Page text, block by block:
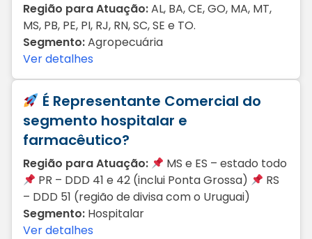
Região para Atuação:AL, BA, CE, GO, MA, MT,
MS, PB, PE, PI, RJ, RN, SC, SE e TO.
Segmento:Agropecuária
Ver detalhes
É Representante Comercial do
segmento hospitalar e
farmacêutico?
Região para Atuação:
MS e ES – estado todo
PR – DDD 41 e 42 (inclui Ponta Grossa)
RS
– DDD 51 (região de divisa com o Uruguai)
Segmento: Hospitalar
Ver detalhes